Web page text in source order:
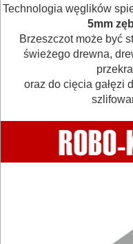
Do
kluczy
udarowych
Do
lamelownic
mieszadeł
Technologia węglików
5mm
Brzeszczot może być
świeżego drewna,
oraz do cięcia gałęzi